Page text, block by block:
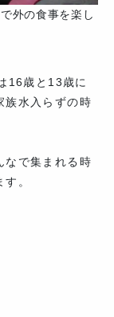
外の食事を楽し
16歳と13歳に
族水入らずの時
なで集まれる時
。